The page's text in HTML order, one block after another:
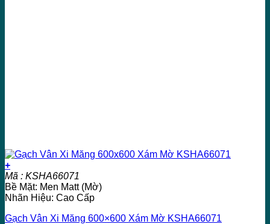
+
Mã : KSHA66071
Bề Mặt: Men Matt (Mờ)
Nhãn Hiệu: Cao Cấp
Gạch Vân Xi Măng 600×600 Xám Mờ KSHA66071